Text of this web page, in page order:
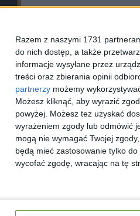
Razem z naszymi 1731
do nich dostęp, a także
informacje wysyłane przez
treści oraz zbierania opinii
partnerzy możemy
Możesz kliknąć, aby wyrazić
powyżej. Możesz też uzyskać
wyrażeniem zgody lub odmówić
mogą nie wymagać Twojej
będą mieć zastosowanie tylko
wycofać zgodę, wracając na tę